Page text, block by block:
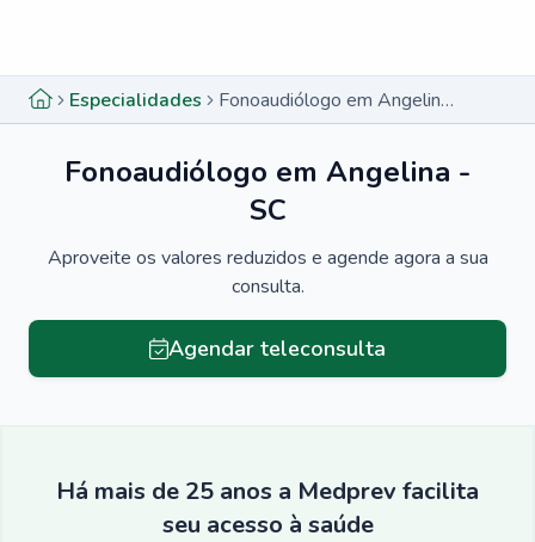
Especialidades Fonoaudiólogo em Angelina - SC
Fonoaudiólogo em Angelina -
SC
Aproveite os valores reduzidos e agende agora a sua
consulta.
Agendar teleconsulta
Há mais de 25 anos a Medprev facilita
seu acesso à saúde